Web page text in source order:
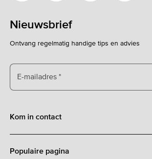
Nieuwsbrief
Ontvang regelmatig handige tips en advies
E-mailadres *
Kom in contact
Populaire pagina